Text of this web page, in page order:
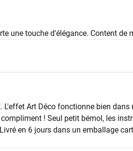
une touche d'élégance. Content
Art Déco fonctionne bien
! Seul petit bémol, les
en 6 jours dans un emballage